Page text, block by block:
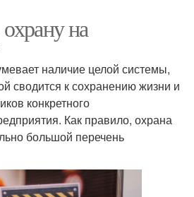
на
наличие целой системы,
сводится к сохранению жизни и
конкретного
Как правило, охрана
большой перечень